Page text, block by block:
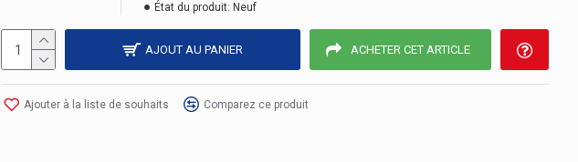
État du produit: Neuf
AJOUT AU PANIER ACHETER CET ARTICLE
Ajouter à la liste de souhaits Comparez ce produit